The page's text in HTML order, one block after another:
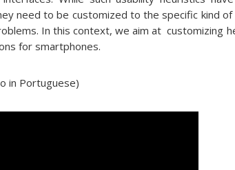
need to be customized to the specific kind
In this context, we aim at customizing
for smartphones.
in Portuguese)